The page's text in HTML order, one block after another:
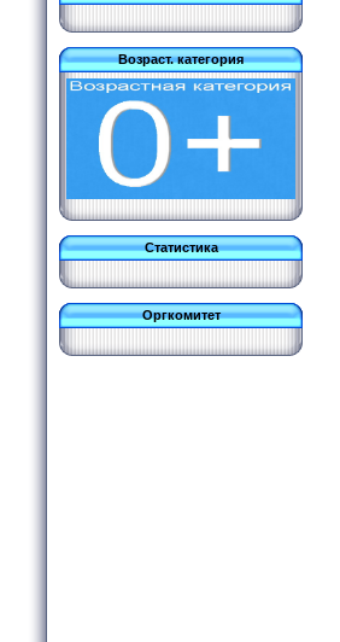
Возраст. категория
Статистика
Оргкомитет